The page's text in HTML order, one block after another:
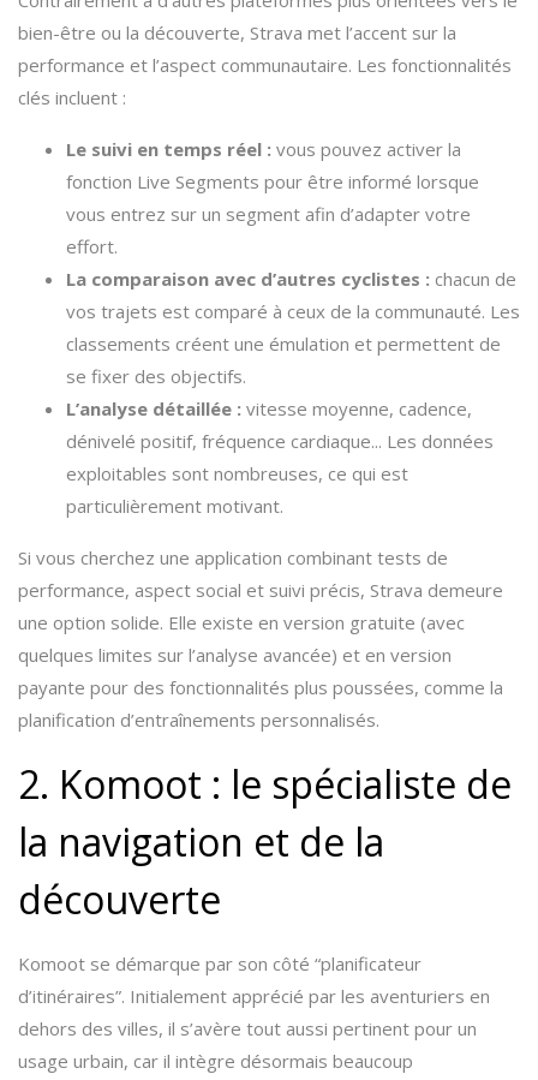
bien-être ou la découverte, Strava met l’accent sur la
performance et l’aspect communautaire. Les fonctionnalités
clés incluent :
Le suivi en temps réel : vous pouvez activer la
fonction Live Segments pour être informé lorsque
vous entrez sur un segment afin d’adapter votre
effort.
La comparaison avec d’autres cyclistes : chacun de
vos trajets est comparé à ceux de la communauté. Les
classements créent une émulation et permettent de
se fixer des objectifs.
L’analyse détaillée : vitesse moyenne, cadence,
dénivelé positif, fréquence cardiaque... Les données
exploitables sont nombreuses, ce qui est
particulièrement motivant.
Si vous cherchez une application combinant tests de
performance, aspect social et suivi précis, Strava demeure
une option solide. Elle existe en version gratuite (avec
quelques limites sur l’analyse avancée) et en version
payante pour des fonctionnalités plus poussées, comme la
planification d’entraînements personnalisés.
2. Komoot : le spécialiste de
la navigation et de la
découverte
Komoot se démarque par son côté “planificateur
d’itinéraires”. Initialement apprécié par les aventuriers en
dehors des villes, il s’avère tout aussi pertinent pour un
usage urbain, car il intègre désormais beaucoup